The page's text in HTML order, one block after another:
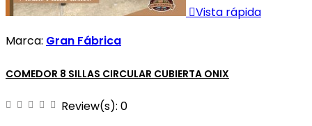
Vista rápida
Marca: Gran Fábrica
COMEDOR 8 SILLAS CIRCULAR CUBIERTA ONIX
Review(s): 0